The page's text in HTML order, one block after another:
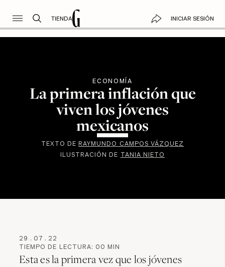
TIENDA INICIAR SESIÓN
ECONOMÍA
La primera inflación que
viven los jóvenes
mexicanos
TEXTO DERAYMUNDO CAMPOS VÁZQUEZ
ILUSTRACIÓN DE TANIA NIETO
29 . 07 . 22
TIEMPO DE LECTURA: 00 MIN
Esta es la primera vez que los jóvenes